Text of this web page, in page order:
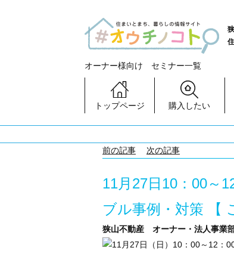
オーナー様向け セミナー一覧
トップページ 購入したい
前の記事 次の記事
11月27日10：00～
ブル事例・対策 【
狭山不動産 オーナー・法人事業